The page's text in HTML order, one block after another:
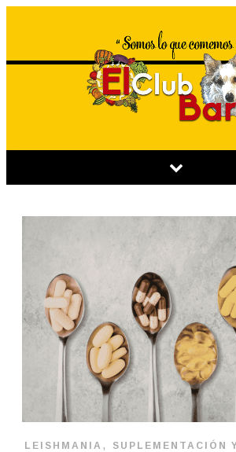
LEISHMANIA , SUPLEMENTACIÓN